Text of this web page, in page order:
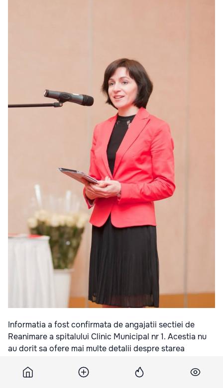
Informatia a fost confirmata de angajatii sectiei de
Reanimare a spitalului Clinic Municipal nr 1. Acestia nu
au dorit sa ofere mai multe detalii despre starea